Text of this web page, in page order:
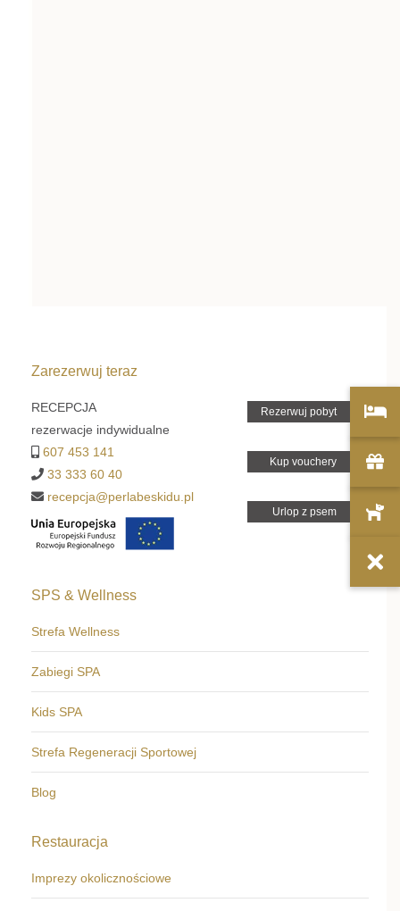
Zarezerwuj teraz
RECEPCJA
rezerwacje indywidualne
607 453 141
33 333 60 40
recepcja@perlabeskidu.pl
SPS & Wellness
Strefa Wellness
Zabiegi SPA
Kids SPA
Strefa Regeneracji Sportowej
Blog
Restauracja
Imprezy okolicznościowe